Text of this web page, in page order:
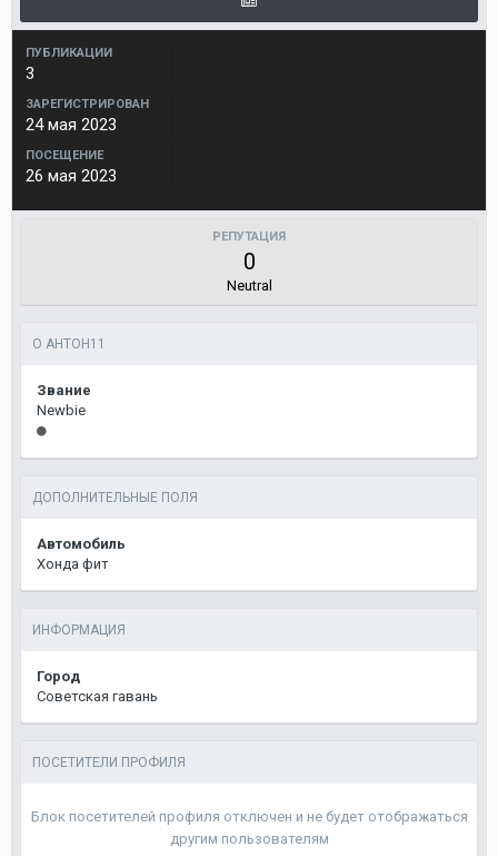
ПУБЛИКАЦИИ
3
ЗАРЕГИСТРИРОВАН
24 мая 2023
ПОСЕЩЕНИЕ
26 мая 2023
РЕПУТАЦИЯ
0
Neutral
О АНТОН11
Звание
Newbie
ДОПОЛНИТЕЛЬНЫЕ ПОЛЯ
Автомобиль
Хонда фит
ИНФОРМАЦИЯ
Город
Советская гавань
ПОСЕТИТЕЛИ ПРОФИЛЯ
Блок посетителей профиля отключен и не будет отображаться
другим пользователям